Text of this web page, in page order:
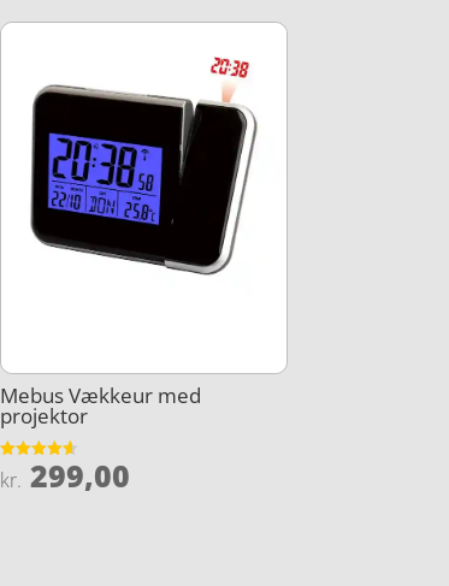
Mebus Vækkeur med
projektor
Vurderet
4.6
kr. 299,00